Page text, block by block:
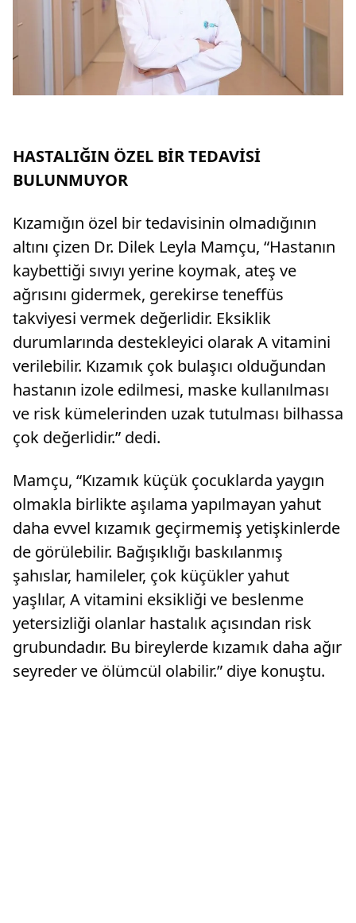
HASTALIĞIN ÖZEL BİR TEDAVİSİ
BULUNMUYOR
Kızamığın özel bir tedavisinin olmadığının
altını çizen Dr. Dilek Leyla Mamçu, “Hastanın
kaybettiği sıvıyı yerine koymak, ateş ve
ağrısını gidermek, gerekirse teneffüs
takviyesi vermek değerlidir. Eksiklik
durumlarında destekleyici olarak A vitamini
verilebilir. Kızamık çok bulaşıcı olduğundan
hastanın izole edilmesi, maske kullanılması
ve risk kümelerinden uzak tutulması bilhassa
çok değerlidir.” dedi.
Mamçu, “Kızamık küçük çocuklarda yaygın
olmakla birlikte aşılama yapılmayan yahut
daha evvel kızamık geçirmemiş yetişkinlerde
de görülebilir. Bağışıklığı baskılanmış
şahıslar, hamileler, çok küçükler yahut
yaşlılar, A vitamini eksikliği ve beslenme
yetersizliği olanlar hastalık açısından risk
grubundadır. Bu bireylerde kızamık daha ağır
seyreder ve ölümcül olabilir.” diye konuştu.